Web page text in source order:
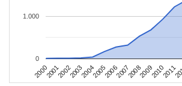
200020012002200320042005200620072008200920102011
0
1.000